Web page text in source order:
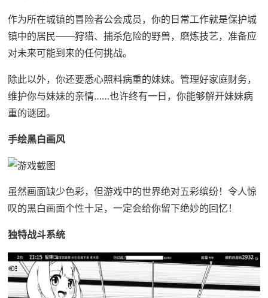
作为所在城镇的冒险者公会成员，你的日常工作就是保护城
镇中的居民——狩猎、捕杀危险的野兽，磨炼技艺，准备应
对未来可能到来的任何挑战。
除此以外，你还要悉心照料病重的妹妹。管理好家庭财务，
维护你与妹妹的亲情……也许终有一日，你能够解开妹妹病
重的谜团。
手绘黑白画风
虽然画面缺少色彩，但游戏中的世界绝对五彩缤纷！令人惊
叹的黑白画面个性十足，一定会给你留下绝妙的回忆！
独特战斗系统